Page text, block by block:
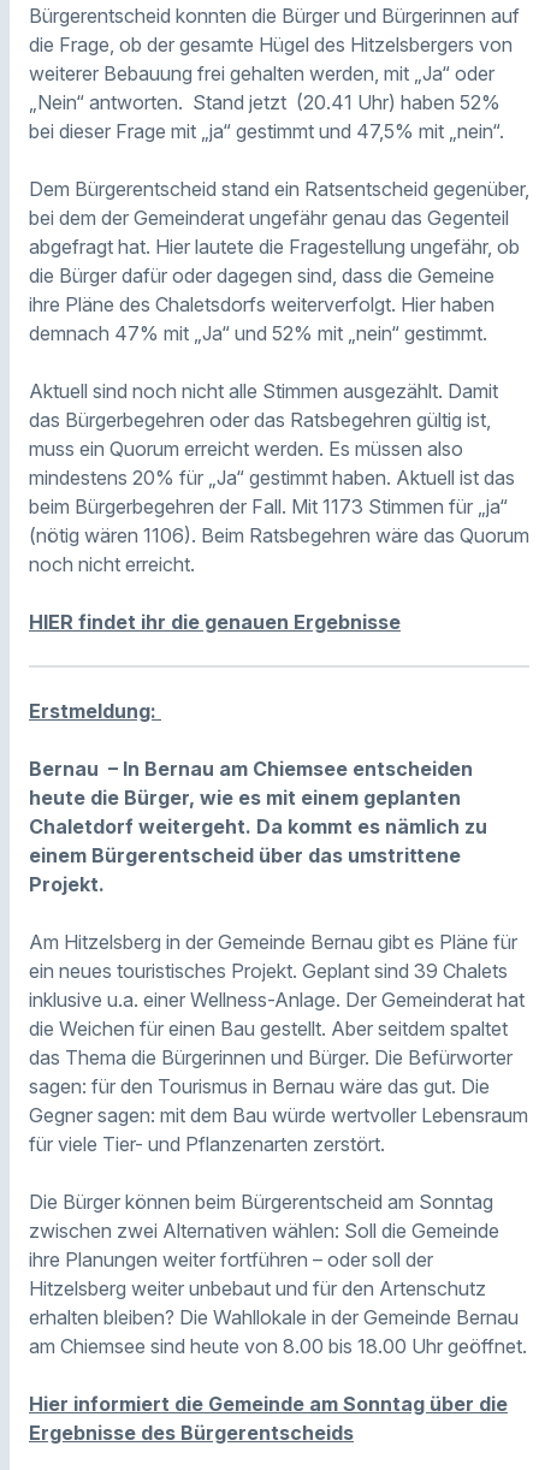
Bürgerentscheid konnten die Bürger und Bürgerinnen auf
die Frage, ob der gesamte Hügel des Hitzelsbergers von
weiterer Bebauung frei gehalten werden, mit „Ja“ oder
„Nein“ antworten. Stand jetzt (20.41 Uhr) haben 52%
bei dieser Frage mit „ja“ gestimmt und 47,5% mit „nein“.
Dem Bürgerentscheid stand ein Ratsentscheid gegenüber,
bei dem der Gemeinderat ungefähr genau das Gegenteil
abgefragt hat. Hier lautete die Fragestellung ungefähr, ob
die Bürger dafür oder dagegen sind, dass die Gemeine
ihre Pläne des Chaletsdorfs weiterverfolgt. Hier haben
demnach 47% mit „Ja“ und 52% mit „nein“ gestimmt.
Aktuell sind noch nicht alle Stimmen ausgezählt. Damit
das Bürgerbegehren oder das Ratsbegehren gültig ist,
muss ein Quorum erreicht werden. Es müssen also
mindestens 20% für „Ja“ gestimmt haben. Aktuell ist das
beim Bürgerbegehren der Fall. Mit 1173 Stimmen für „ja“
(nötig wären 1106). Beim Ratsbegehren wäre das Quorum
noch nicht erreicht.
HIER findet ihr die genauen Ergebnisse
Erstmeldung:
Bernau – In Bernau am Chiemsee entscheiden
heute die Bürger, wie es mit einem geplanten
Chaletdorf weitergeht. Da kommt es nämlich zu
einem Bürgerentscheid über das umstrittene
Projekt.
Am Hitzelsberg in der Gemeinde Bernau gibt es Pläne für
ein neues touristisches Projekt. Geplant sind 39 Chalets
inklusive u.a. einer Wellness-Anlage. Der Gemeinderat hat
die Weichen für einen Bau gestellt. Aber seitdem spaltet
das Thema die Bürgerinnen und Bürger. Die Befürworter
sagen: für den Tourismus in Bernau wäre das gut. Die
Gegner sagen: mit dem Bau würde wertvoller Lebensraum
für viele Tier- und Pflanzenarten zerstört.
Die Bürger können beim Bürgerentscheid am Sonntag
zwischen zwei Alternativen wählen: Soll die Gemeinde
ihre Planungen weiter fortführen – oder soll der
Hitzelsberg weiter unbebaut und für den Artenschutz
erhalten bleiben? Die Wahllokale in der Gemeinde Bernau
am Chiemsee sind heute von 8.00 bis 18.00 Uhr geöffnet.
Hier informiert die Gemeinde am Sonntag über die
Ergebnisse des Bürgerentscheids